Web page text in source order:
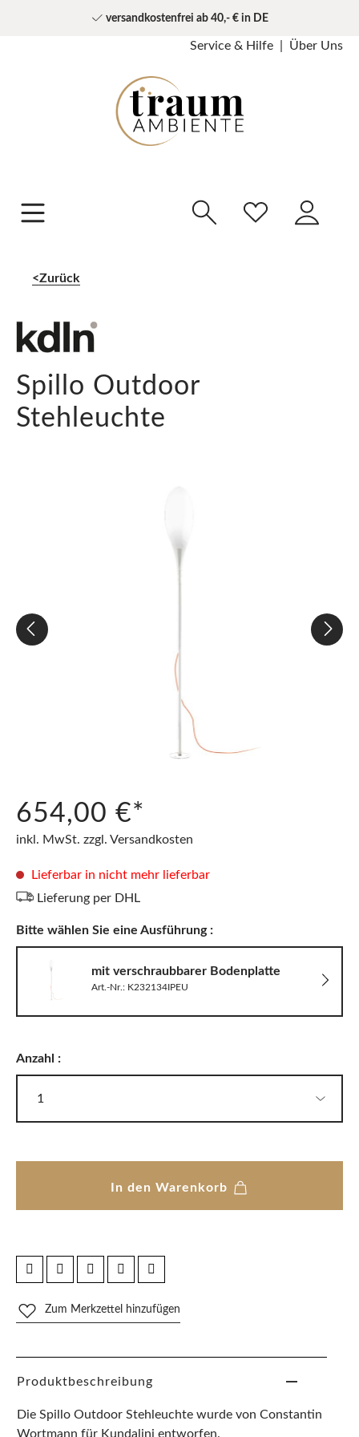
versandkostenfrei ab 40,- € in DE
Service & Hilfe Über Uns
Zurück
Spillo Outdoor
Stehleuchte
654,00 €*
inkl. MwSt. zzgl. Versandkosten
Lieferbar in nicht mehr lieferbar
Lieferung per DHL
Bitte wählen Sie eine Ausführung :
mit verschraubbarer Bodenplatte
Art.-Nr.: K232134IPEU
Anzahl :
In den Warenkorb
Zum Merkzettel hinzufügen
Produktbeschreibung
Die Spillo Outdoor Stehleuchte wurde von Constantin
Wortmann für Kundalini entworfen.